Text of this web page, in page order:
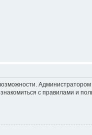
с правилами и